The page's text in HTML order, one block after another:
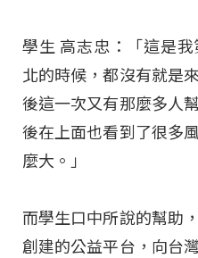
學生 高志忠：「這是
北的時候，都沒有就是
後這一次又有那麼多人
後在上面也看到了很多
麼大。」
而學生口中所說的幫助
創建的公益平台，向台